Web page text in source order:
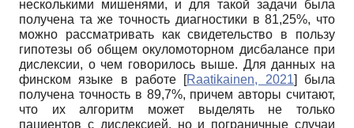
несколькими мишенями, и для такой задачи была
получена та же точность диагностики в 81,25%, что
можно рассматривать как свидетельство в пользу
гипотезы об общем окуломоторном дисбалансе при
дислексии, о чем говорилось выше. Для данных на
финском языке в работе [Raatikainen, 2021] была
получена точность в 89,7%, причем авторы считают,
что их алгоритм может выделять не только
пациентов с дислексией, но и пограничные случаи